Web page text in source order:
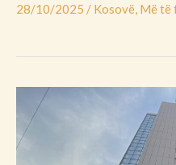
28/10/2025 / Kosovë, Më të
Media
gjermane
shkruan